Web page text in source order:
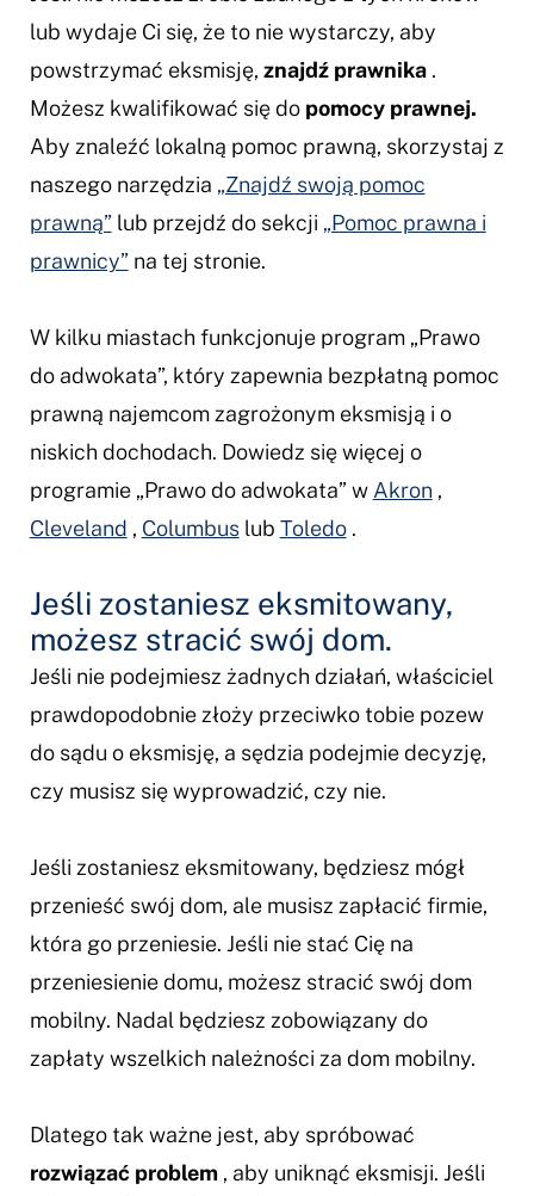
lub wydaje Ci się, że to nie wystarczy, aby
powstrzymać eksmisję, znajdź prawnika.
Możesz kwalifikować się do pomocy prawnej.
Aby znaleźć lokalną pomoc prawną, skorzystaj z
naszego narzędzia „Znajdź swoją pomoc
prawną”lub przejdź do sekcji „Pomoc prawna i
prawnicy”na tej stronie.
W kilku miastach funkcjonuje program „Prawo
do adwokata”, który zapewnia bezpłatną pomoc
prawną najemcom zagrożonym eksmisją i o
niskich dochodach. Dowiedz się więcej o
programie „Prawo do adwokata” w Akron ,
Cleveland , Columbuslub Toledo.
Jeśli zostaniesz eksmitowany,
możesz stracić swój dom.
Jeśli nie podejmiesz żadnych działań, właściciel
prawdopodobnie złoży przeciwko tobie pozew
do sądu o eksmisję, a sędzia podejmie decyzję,
czy musisz się wyprowadzić, czy nie.
Jeśli zostaniesz eksmitowany, będziesz mógł
przenieść swój dom, ale musisz zapłacić firmie,
która go przeniesie. Jeśli nie stać Cię na
przeniesienie domu, możesz stracić swój dom
mobilny. Nadal będziesz zobowiązany do
zapłaty wszelkich należności za dom mobilny.
Dlatego tak ważne jest, aby spróbować
rozwiązać problem, aby uniknąć eksmisji. Jeśli